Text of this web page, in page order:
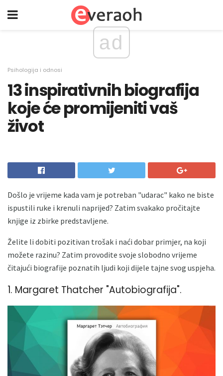
ad
Psihologija i odnosi
13 inspirativnih biografija
koje će promijeniti vaš
život
Došlo je vrijeme kada vam je potreban "udarac" kako ne biste
ispustili ruke i krenuli naprijed? Zatim svakako pročitajte
knjige iz zbirke predstavljene.
Želite li dobiti pozitivan trošak i naći dobar primjer, na koji
možete razinu? Zatim provodite svoje slobodno vrijeme
čitajući biografije poznatih ljudi koji dijele tajne svog uspjeha.
1. Margaret Thatcher "Autobiografija".